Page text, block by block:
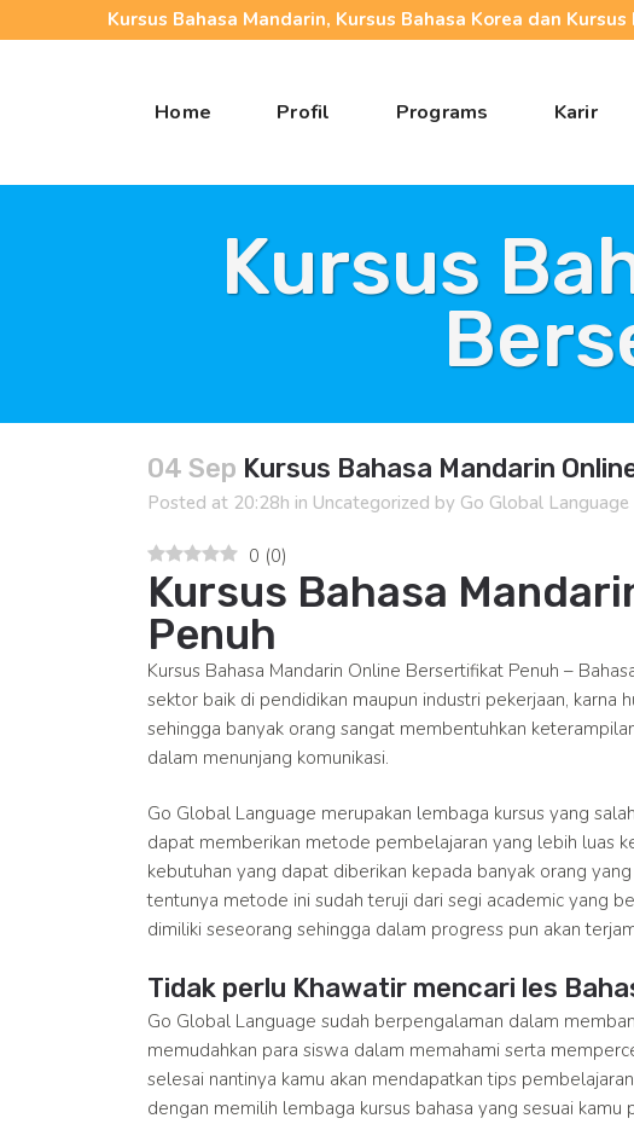
Kursus Bahasa Mandarin, Kursus Bahasa Korea dan
Home Profil Programs Karir
Kursus
04 Sep Kursus Bahasa Mandarin
Posted at 20:28h in Uncategorized by Go Global Language
0 (0)
Kursus Bahasa
Penuh
Kursus Bahasa Mandarin Online Bersertifikat Penuh –
sektor baik di pendidikan maupun industri pekerjaan, karna
sehingga banyak orang sangat membentuhkan
dalam menunjang komunikasi.
Go Global Language merupakan lembaga kursus yang
dapat memberikan metode pembelajaran yang lebih luas
kebutuhan yang dapat diberikan kepada banyak orang
tentunya metode ini sudah teruji dari segi academic yang
dimiliki seseorang sehingga dalam progress pun akan
Tidak perlu Khawatir mencari les
Go Global Language sudah berpengalaman dalam
memudahkan para siswa dalam memahami serta
selesai nantinya kamu akan mendapatkan tips
dengan memilih lembaga kursus bahasa yang sesuai